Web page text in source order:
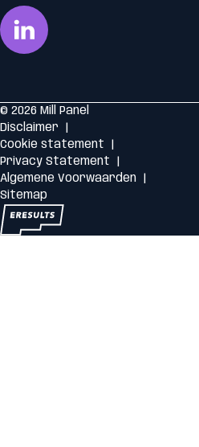
© 2026 Mill Panel
Disclaimer
Cookie statement
Privacy Statement
Algemene Voorwaarden
Sitemap